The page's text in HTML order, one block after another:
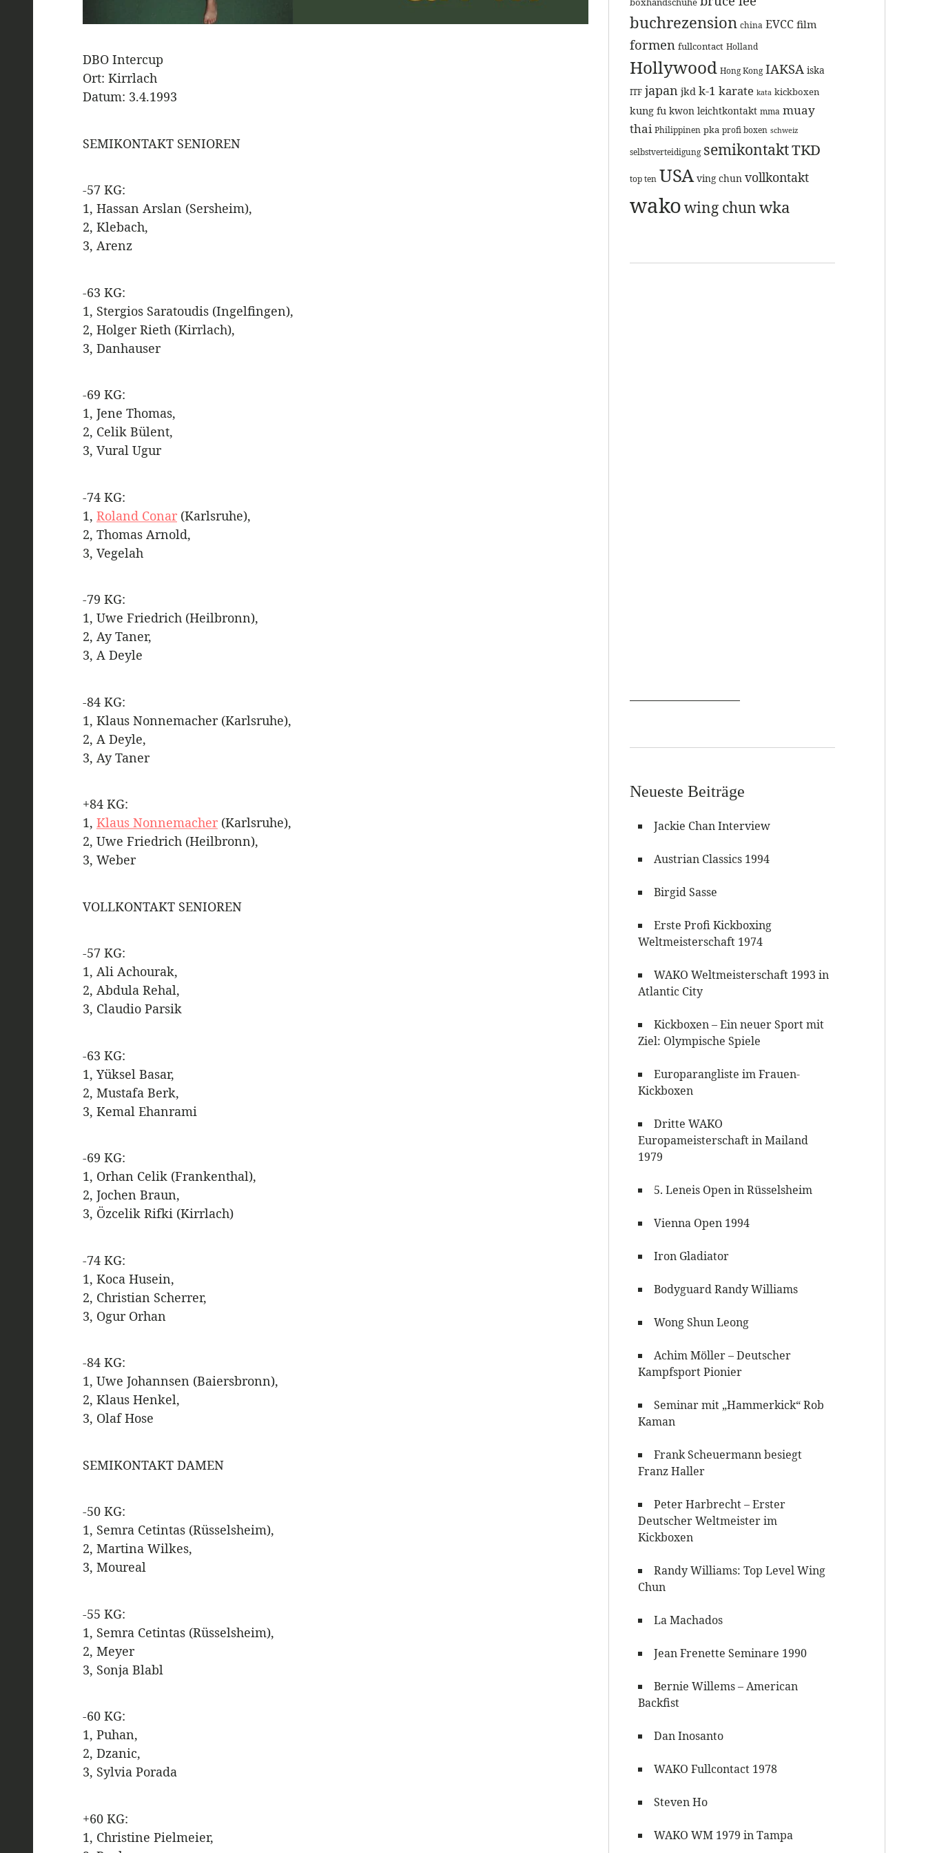
DBO Intercup
Ort: Kirrlach
Datum: 3.4.1993
SEMIKONTAKT SENIOREN
-57 KG:
1, Hassan Arslan (Sersheim),
2, Klebach,
3, Arenz
-63 KG:
1, Stergios Saratoudis (Ingelfingen),
2, Holger Rieth (Kirrlach),
3, Danhauser
-69 KG:
1, Jene Thomas,
2, Celik Bülent,
3, Vural Ugur
-74 KG:
1, Roland Conar (Karlsruhe),
2, Thomas Arnold,
3, Vegelah
-79 KG:
1, Uwe Friedrich (Heilbronn),
2, Ay Taner,
3, A Deyle
-84 KG:
1, Klaus Nonnemacher (Karlsruhe),
2, A Deyle,
3, Ay Taner
+84 KG:
1, Klaus Nonnemacher (Karlsruhe),
2, Uwe Friedrich (Heilbronn),
3, Weber
VOLLKONTAKT SENIOREN
-57 KG:
1, Ali Achourak,
2, Abdula Rehal,
3, Claudio Parsik
-63 KG:
1, Yüksel Basar,
2, Mustafa Berk,
3, Kemal Ehanrami
-69 KG:
1, Orhan Celik (Frankenthal),
2, Jochen Braun,
3, Özcelik Rifki (Kirrlach)
-74 KG:
1, Koca Husein,
2, Christian Scherrer,
3, Ogur Orhan
-84 KG:
1, Uwe Johannsen (Baiersbronn),
2, Klaus Henkel,
3, Olaf Hose
SEMIKONTAKT DAMEN
-50 KG:
1, Semra Cetintas (Rüsselsheim),
2, Martina Wilkes,
3, Moureal
-55 KG:
1, Semra Cetintas (Rüsselsheim),
2, Meyer
3, Sonja Blabl
-60 KG:
1, Puhan,
2, Dzanic,
3, Sylvia Porada
+60 KG:
1, Christine Pielmeier,
buchrezension china EVCC film
formen fullcontact Holland
Hollywood Hong Kong IAKSA iska
ITF japan jkd k-1 karate kata kickboxen
kung fu kwon leichtkontakt mma muay
thai Philippinen pka profi boxen schweiz
selbstverteidigung semikontaktTKD
top ten USA ving chun vollkontakt
wakowing chunwka
Neueste Beiträge
Jackie Chan Interview
Austrian Classics 1994
Birgid Sasse
Erste Profi Kickboxing
Weltmeisterschaft 1974
WAKO Weltmeisterschaft 1993 in
Atlantic City
Kickboxen – Ein neuer Sport mit
Ziel: Olympische Spiele
Europarangliste im Frauen-
Kickboxen
Dritte WAKO
Europameisterschaft in Mailand
1979
5. Leneis Open in Rüsselsheim
Vienna Open 1994
Iron Gladiator
Bodyguard Randy Williams
Wong Shun Leong
Achim Möller – Deutscher
Kampfsport Pionier
Seminar mit „Hammerkick“ Rob
Kaman
Frank Scheuermann besiegt
Franz Haller
Peter Harbrecht – Erster
Deutscher Weltmeister im
Kickboxen
Randy Williams: Top Level Wing
Chun
La Machados
Jean Frenette Seminare 1990
Bernie Willems – American
Backfist
Dan Inosanto
WAKO Fullcontact 1978
Steven Ho
WAKO WM 1979 in Tampa